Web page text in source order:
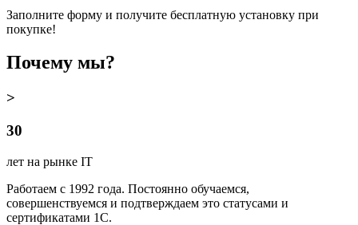
Заполните форму и получите бесплатную установку при
покупке!
Почему мы?
>
30
лет на рынке IT
Работаем с 1992 года. Постоянно обучаемся,
совершенствуемся и подтверждаем это статусами и
сертификатами 1С.